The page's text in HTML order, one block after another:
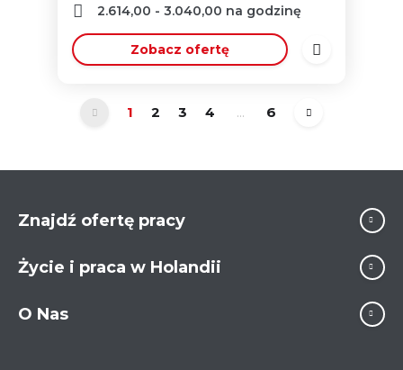
2.614,00 - 3.040,00 na godzinę
Zobacz ofertę
1 2 3 4 ... 6
Znajdź ofertę pracy
Życie i praca w Holandii
O Nas